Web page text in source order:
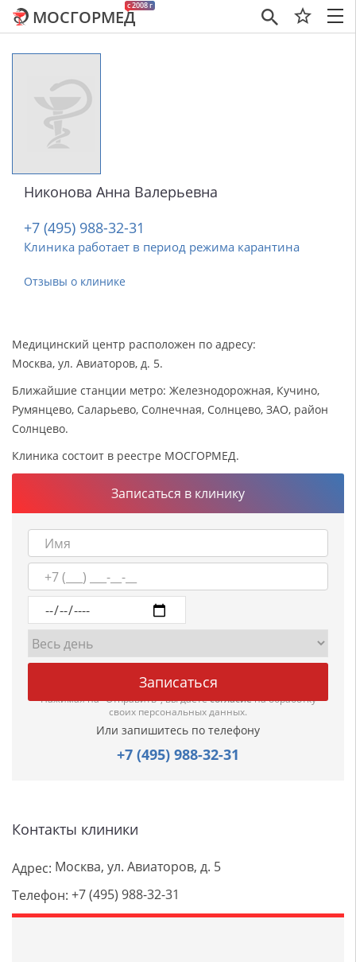
×
c 2008 г
МОСГОРМЕД
Никонова Анна Валерьевна
+7 (495) 988-32-31
Клиника работает в период режима карантина
Отзывы о клинике
Медицинский центр расположен по адресу:
Москва, ул. Авиаторов, д. 5.
Ближайшие станции метро: Железнодорожная, Кучино,
Румянцево, Саларьево​, Солнечная, Солнцево, ЗАО, район
Солнцево.
Клиника состоит в реестре МОСГОРМЕД.
Записаться в клинику
Нажимая на "Отправить", вы даетесогласиена обработку
своих персональных данных.
Или запишитесь по телефону
+7 (495) 988-32-31
Контакты клиники
Адрес: Москва, ул. Авиаторов, д. 5
Телефон: +7 (495) 988-32-31